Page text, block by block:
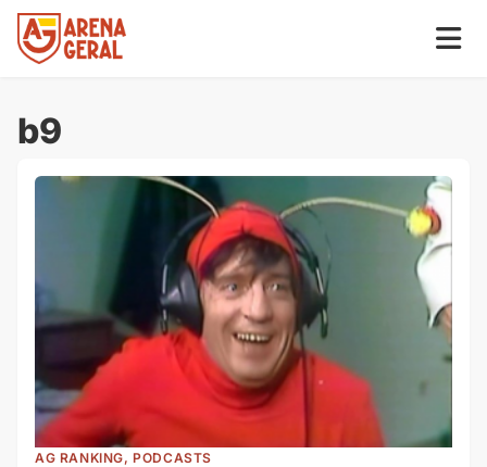
b9
AG RANKING, PODCASTS